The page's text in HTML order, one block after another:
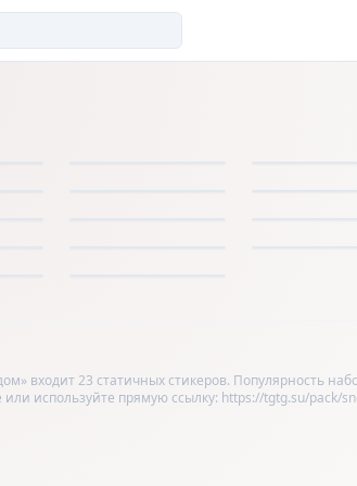
входит 23 статичных стикеров. Популярность
используйте прямую ссылку: https://tgtg.su/pack/